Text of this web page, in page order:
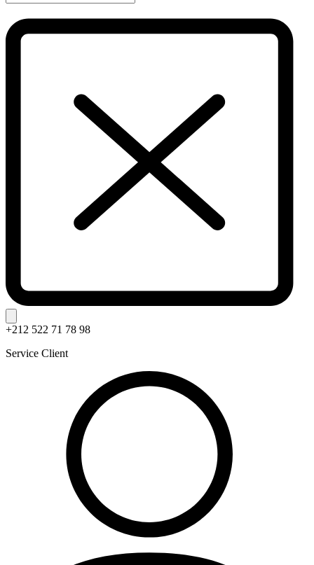
+212 522 71 78 98
Service Client